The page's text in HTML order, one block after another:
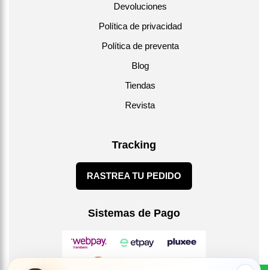
Devoluciones
Política de privacidad
Política de preventa
Blog
Tiendas
Revista
Tracking
RASTREA TU PEDIDO
Sistemas de Pago